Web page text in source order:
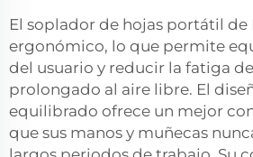
El soplador de hojas portátil de
ergonómico, lo que permite
del usuario y reducir la fatiga
prolongado al aire libre. El
equilibrado ofrece un mejor
que sus manos y muñecas